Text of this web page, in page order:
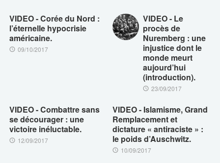
VIDEO - Corée du Nord :
l’éternelle hypocrisie
américaine.
09/10/2017
VIDEO - Le
procès de
Nuremberg : une
injustice dont le
monde meurt
aujourd’hui
(introduction).
23/09/2017
VIDEO - Combattre sans
se décourager : une
victoire inéluctable.
12/09/2017
VIDEO - Islamisme, Grand
Remplacement et
dictature « antiraciste » :
le poids d’Auschwitz.
10/09/2017